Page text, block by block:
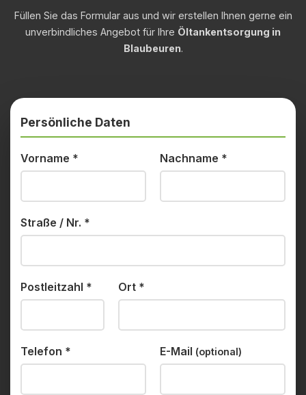
Füllen Sie das Formular aus und wir erstellen Ihnen gerne ein
unverbindliches Angebot für Ihre Öltankentsorgung in
Blaubeuren.
Persönliche Daten
Vorname * Nachname *
Straße / Nr. *
Postleitzahl * Ort *
Telefon * E-Mail (optional)